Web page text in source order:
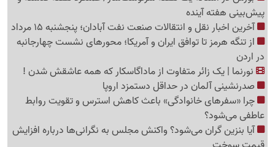
پیش‌بینی هفته آینده
آخرین اخبار نقل‌ و انتقالات صنعت نفت آبادان؛ پنجشنبه 15 مرداد
از تنگه هرمز تا توافق ایران و آمریکا؛ محورهای نشست چهارجانبه
در اردن
نورنما | یک زائر متفاوت از ماداگاسکار که همه عاشقش شدن !
صدرنشینی آلمان در حداقل دستمزد اروپا
چرا «سفرهای خانوادگی» باعث کاهش استرس و تقویت روابط
عاطفی می‌شود؟
آیا بنزین گران می‌شود؟ واکنش مجلس به نگرانی‌ها درباره افزایش